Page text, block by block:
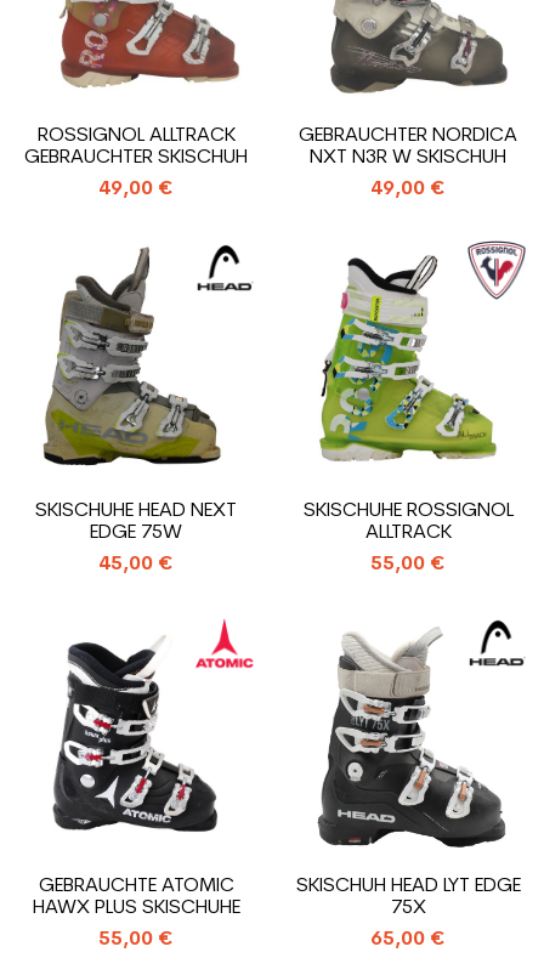
ROSSIGNOL ALLTRACK
GEBRAUCHTER SKISCHUH
49,00 €
GEBRAUCHTER NORDICA
NXT N3R W SKISCHUH
49,00 €
SKISCHUHE HEAD NEXT
EDGE 75W
45,00 €
SKISCHUHE ROSSIGNOL
ALLTRACK
55,00 €
GEBRAUCHTE ATOMIC
HAWX PLUS SKISCHUHE
55,00 €
SKISCHUH HEAD LYT EDGE
75X
65,00 €